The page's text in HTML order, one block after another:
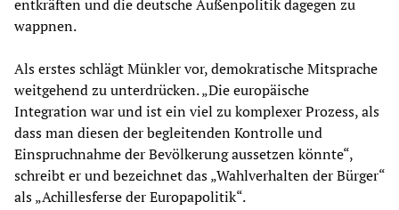
entkräften und die deutsche Außenpolitik dagegen zu
wappnen.
Als erstes schlägt Münkler vor, demokratische Mitsprache
weitgehend zu unterdrücken. „Die europäische
Integration war und ist ein viel zu komplexer Prozess, als
dass man diesen der begleitenden Kontrolle und
Einspruchnahme der Bevölkerung aussetzen könnte“,
schreibt er und bezeichnet das „Wahlverhalten der Bürger“
als „Achillesferse der Europapolitik“.